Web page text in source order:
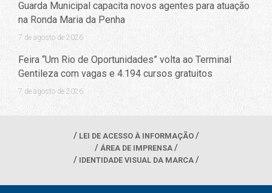
Guarda Municipal capacita novos agentes para atuação
na Ronda Maria da Penha
7 de agosto de 2026
Feira “Um Rio de Oportunidades” volta ao Terminal
Gentileza com vagas e 4.194 cursos gratuitos
7 de agosto de 2026
LEI DE ACESSO À INFORMAÇÃO
ÁREA DE IMPRENSA
IDENTIDADE VISUAL DA MARCA